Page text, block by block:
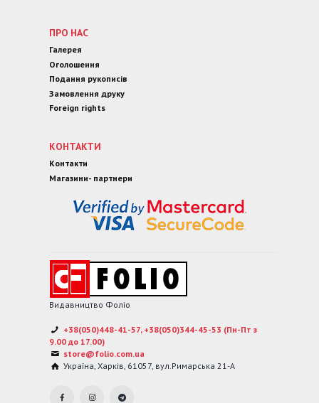
ПРО НАС
Галерея
Оголошення
Подання рукописів
Замовлення друку
Foreign rights
КОНТАКТИ
Контакти
Магазини- партнери
Видавництво Фоліо
+38(050)448-41-57, +38(050)344-45-53 (Пн-Пт з
9.00 до 17.00)
store@folio.com.ua
Україна Харків 61057, вул.Римарська 21-А